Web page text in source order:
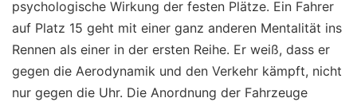
psychologische Wirkung der festen Plätze. Ein Fahrer
auf Platz 15 geht mit einer ganz anderen Mentalität ins
Rennen als einer in der ersten Reihe. Er weiß, dass er
gegen die Aerodynamik und den Verkehr kämpft, nicht
nur gegen die Uhr. Die Anordnung der Fahrzeuge